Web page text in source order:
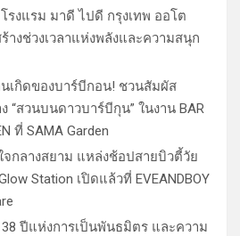
งแรม มาดี ไปดี กรุงเทพ ออโต
างช่วงเวลาแห่งพลังและความสนุก
นเกิดของบาร์บีกอน! ชวนสัมผัส
“สวนบนดาวบาร์บีกุน” ในงาน BAR
ที่ SAMA Garden
กลางสยาม แหล่งช้อปสายบิวตี้วัย
Station เปิดแล้วที่ EVEANDBOY
38 ปีแห่งการเป็นพันธมิตร และความ